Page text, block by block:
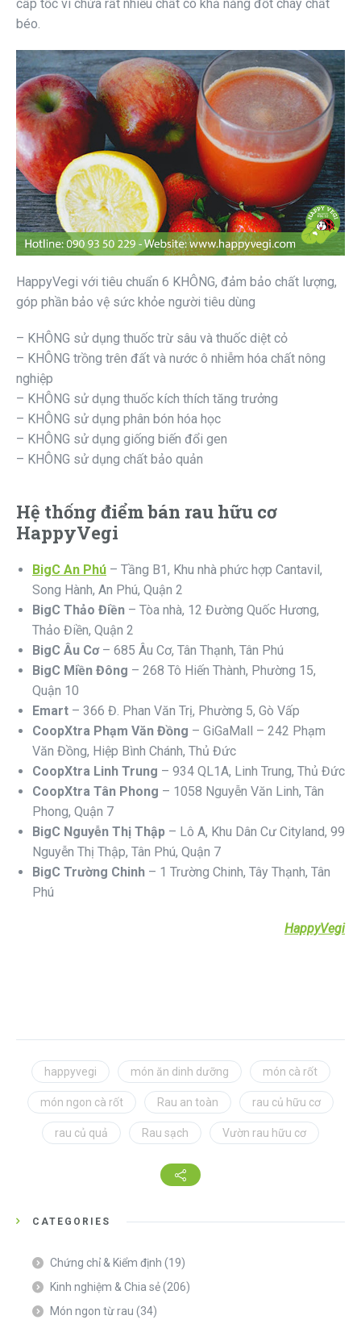
cấp tốc vì chứa rất nhiều chất có khả năng đốt cháy chất
béo.
HappyVegi với tiêu chuẩn 6 KHÔNG, đảm bảo chất lượng,
góp phần bảo vệ sức khỏe người tiêu dùng
– KHÔNG sử dụng thuốc trừ sâu và thuốc diệt cỏ
– KHÔNG trồng trên đất và nước ô nhiễm hóa chất nông
nghiệp
– KHÔNG sử dụng thuốc kích thích tăng trưởng
– KHÔNG sử dụng phân bón hóa học
– KHÔNG sử dụng giống biến đổi gen
– KHÔNG sử dụng chất bảo quản
Hệ thống điểm bán rau hữu cơ
HappyVegi
BigC An Phú – Tầng B1, Khu nhà phức hợp Cantavil,
Song Hành, An Phú, Quận 2
BigC Thảo Điền – Tòa nhà, 12 Đường Quốc Hương,
Thảo Điền, Quận 2
BigC Âu Cơ– 685 Âu Cơ, Tân Thạnh, Tân Phú
BigC Miền Đông – 268 Tô Hiến Thành, Phường 15,
Quận 10
Emart – 366 Đ. Phan Văn Trị, Phường 5, Gò Vấp
CoopXtra Phạm Văn Đồng – GiGaMall – 242 Phạm
Văn Đồng, Hiệp Bình Chánh, Thủ Đức
CoopXtra Linh Trung – 934 QL1A, Linh Trung, Thủ Đức
CoopXtra Tân Phong – 1058 Nguyễn Văn Linh, Tân
Phong, Quận 7
BigC Nguyễn Thị Thập – Lô A, Khu Dân Cư Cityland, 99
Nguyễn Thị Thập, Tân Phú, Quận 7
BigC Trường Chinh – 1 Trường Chinh, Tây Thạnh, Tân
Phú
HappyVegi
happyvegi món ăn dinh dưỡng món cà rốt
món ngon cà rốt Rau an toàn rau củ hữu cơ
rau củ quả Rau sạch Vườn rau hữu cơ
CATEGORIES
Chứng chỉ & Kiểm định (19)
Kinh nghiệm & Chia sẻ(206)
Món ngon từ rau (34)